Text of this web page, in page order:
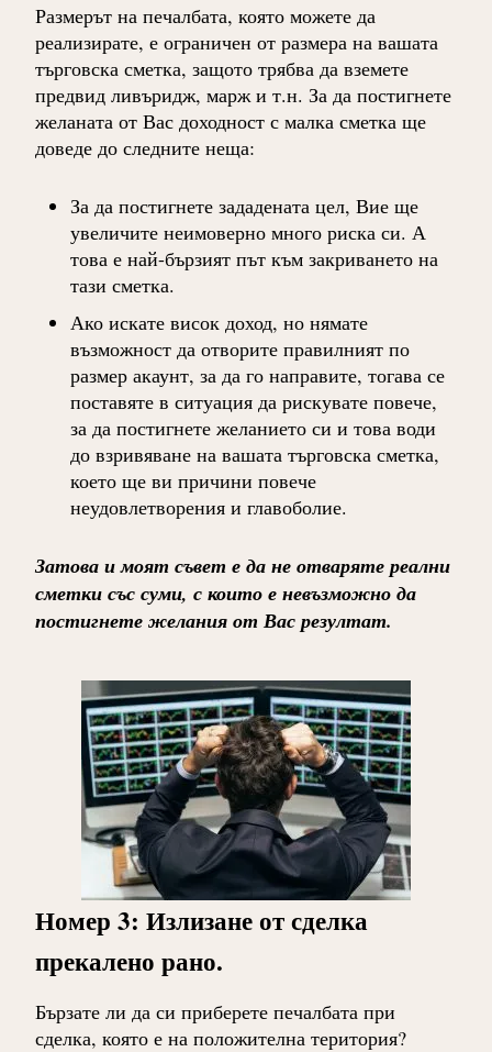
Размерът на печалбата, която можете да
реализирате, е ограничен от размера на вашата
търговска сметка, защото трябва да вземете
предвид ливъридж, марж и т.н. За да постигнете
желаната от Вас доходност с малка сметка ще
доведе до следните неща:
За да постигнете зададената цел, Вие ще
увеличите неимоверно много риска си. А
това е най-бързият път към закриването на
тази сметка.
Ако искате висок доход, но нямате
възможност да отворите правилният по
размер акаунт, за да го направите, тогава се
поставяте в ситуация да рискувате повече,
за да постигнете желанието си и това води
до взривяване на вашата търговска сметка,
което ще ви причини повече
неудовлетворения и главоболие.
Затова и моят съвет е да не отваряте реални
сметки със суми, с които е невъзможно да
постигнете желания от Вас резултат.
Номер 3: Излизане от сделка
прекалено рано.
Бързате ли да си приберете печалбата при
сделка, която е на положителна територия?